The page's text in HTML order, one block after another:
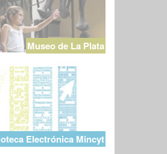
Museo de La Plata
Electrónica Mincyt